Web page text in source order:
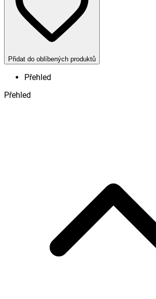
Přidat do oblíbených produktů
Přehled
Přehled